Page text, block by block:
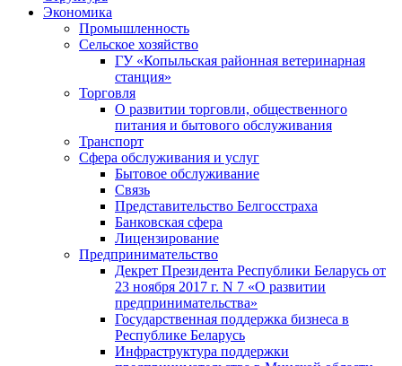
Экономика
Промышленность
Сельское хозяйство
ГУ «Копыльская районная ветеринарная
станция»
Торговля
О развитии торговли, общественного
питания и бытового обслуживания
Транспорт
Сфера обслуживания и услуг
Бытовое обслуживание
Связь
Представительство Белгосстраха
Банковская сфера
Лицензирование
Предпринимательство
Декрет Президента Республики Беларусь от
23 ноября 2017 г. N 7 «О развитии
предпринимательства»
Государственная поддержка бизнеса в
Республике Беларусь
Инфраструктура поддержки